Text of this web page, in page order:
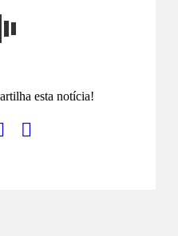
esta notícia!